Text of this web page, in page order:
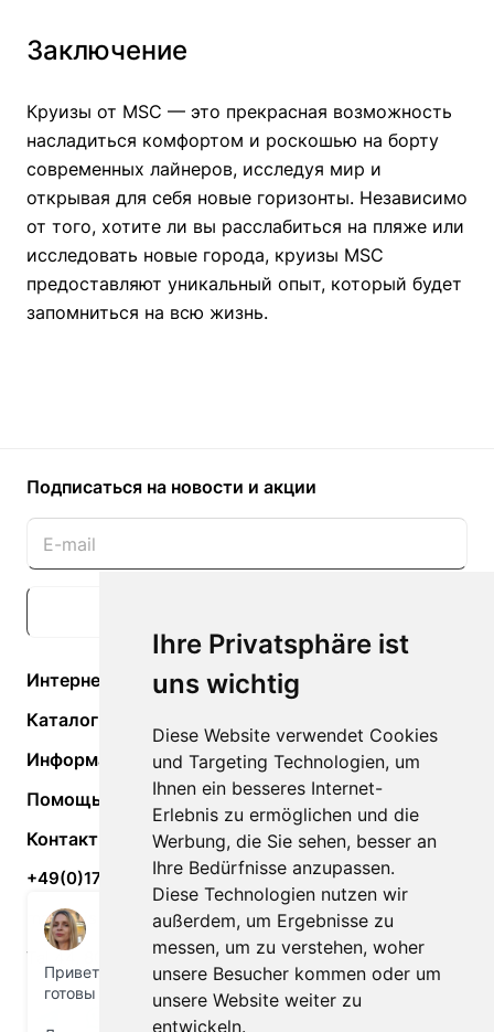
Ihre Privatsphäre ist
uns wichtig
Diese Website verwendet Cookies
und Targeting Technologien, um
Ihnen ein besseres Internet-
Erlebnis zu ermöglichen und die
Werbung, die Sie sehen, besser an
Ihre Bedürfnisse anzupassen.
Diese Technologien nutzen wir
außerdem, um Ergebnisse zu
messen, um zu verstehen, woher
unsere Besucher kommen oder um
unsere Website weiter zu
entwickeln.
Заключение
Круизы от MSC — это прекрасная возможность
насладиться комфортом и роскошью на борту
современных лайнеров, исследуя мир и
открывая для себя новые горизонты. Независимо
от того, хотите ли вы расслабиться на пляже или
исследовать новые города, круизы MSC
предоставляют уникальный опыт, который будет
запомниться на всю жизнь.
Подписаться на новости и акции
Интернет-магазин
Каталог
Информация
Помощь
Контакты
+49(0)170-74-52-966
maxxreise@gmail.com
Tal 44, 80331 München, Deutschland